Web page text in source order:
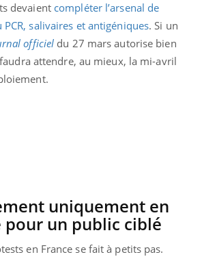
devaient compléter l’arsenal de
salivaires et antigéniques. Si un
officiel du 27 mars autorise bien
attendre, au mieux, la mi-avril
uniquement en
pour un public ciblé
en France se fait à petits pas.